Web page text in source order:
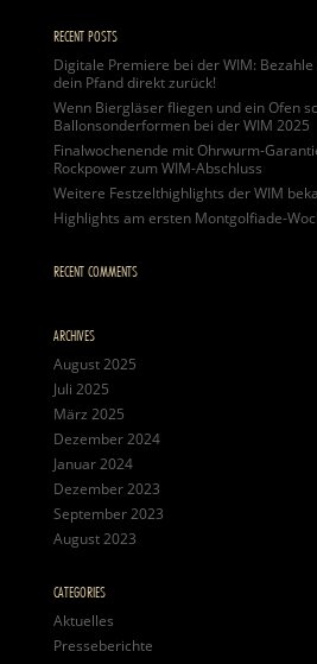
RECENT POSTS
Digitale Premiere bei der WIM:
dein Pfand direkt zurück!
Wenn Biergläser fliegen und ein Ofen
Ballonsonderformen bei der WIM 2025
Finalwochenende mit Ohrwurm-
Rockpower zum WIM-Abschluss
Weitere Festzelthighlights der WIM
Highlights am ersten Montgolfiade-
RECENT COMMENTS
ARCHIVES
August 2025
Juli 2025
März 2025
Dezember 2024
Januar 2024
Dezember 2023
September 2023
August 2023
CATEGORIES
Aktuelles
Presseberichte